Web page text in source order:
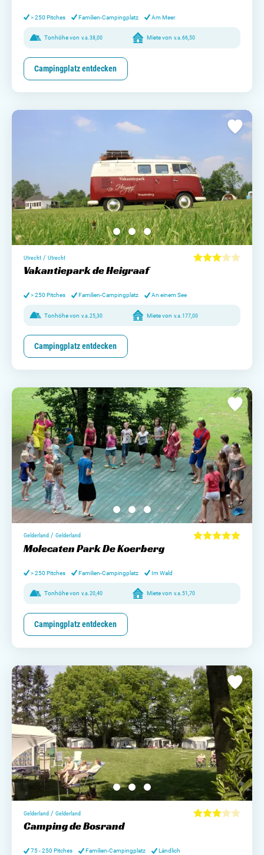
> 250 Pitches Familien-Campingplatz Am Meer
Tonhöhe von v.a.38,00 Miete von v.a.66,50
Campingplatz entdecken
Utrecht / Utrecht
Vakantiepark de Heigraaf
> 250 Pitches Familien-Campingplatz An einem See
Tonhöhe von v.a. 25,30 Miete von v.a. 177,00
Campingplatz entdecken
Gelderland / Gelderland
Molecaten Park De Koerberg
> 250 Pitches Familien-Campingplatz Im Wald
Tonhöhe von v.a.20,40 Miete von v.a.51,70
Campingplatz entdecken
Gelderland / Gelderland
Camping de Bosrand
75 - 250 Pitches Familien-Campingplatz Ländlich